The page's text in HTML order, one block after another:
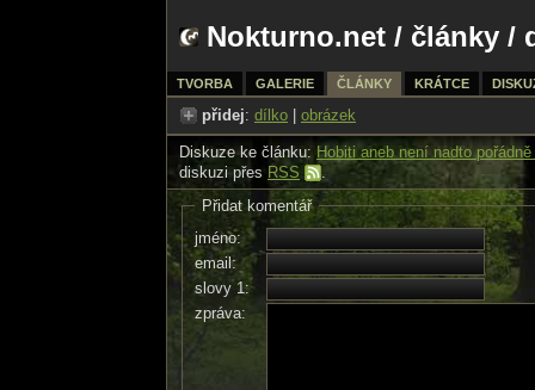
Nokturno.net / články /
TVORBA GALERIE ČLÁNKY KRÁTCE
přidej: dílko obrázek
Diskuze ke článku: Hobiti aneb není nadto
diskuzi přes RSS
.
Přidat komentář
jméno:
email:
slovy 1:
zpráva: